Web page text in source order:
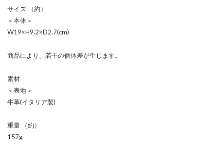
サイズ （約）
＜本体＞
W19×H9.2×D2.7(cm)
商品により、若干の個体差が生じます。
素材
＜表地＞
牛革(イタリア製)
重量 （約）
157g